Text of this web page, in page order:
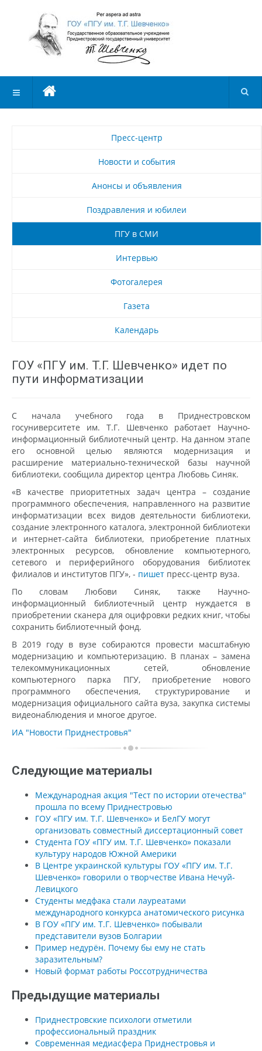
Пресс-центр
Новости и события
Анонсы и объявления
Поздравления и юбилеи
ПГУ в СМИ
Интервью
Фотогалерея
Газета
Календарь
ГОУ «ПГУ им. Т.Г. Шевченко» идет по
пути информатизации
С начала учебного года в Приднестровском
госуниверситете им. Т.Г. Шевченко работает Научно-
информационный библиотечный центр. На данном этапе
его основной целью являются модернизация и
расширение материально-технической базы научной
библиотеки, сообщила директор центра Любовь Синяк.
«В качестве приоритетных задач центра – создание
программного обеспечения, направленного на развитие
информатизации всех видов деятельности библиотеки,
создание электронного каталога, электронной библиотеки
и интернет-сайта библиотеки, приобретение платных
электронных ресурсов, обновление компьютерного,
сетевого и периферийного оборудования библиотек
филиалов и институтов ПГУ», - пишет пресс-центр вуза.
По словам Любови Синяк, также Научно-
информационный библиотечный центр нуждается в
приобретении сканера для оцифровки редких книг, чтобы
сохранить библиотечный фонд.
В 2019 году в вузе собираются провести масштабную
модернизацию и компьютеризацию. В планах – замена
телекоммуникационных сетей, обновление
компьютерного парка ПГУ, приобретение нового
программного обеспечения, структурирование и
модернизация официального сайта вуза, закупка системы
видеонаблюдения и многое другое.
ИА "Новости Приднестровья"
Следующие материалы
Международная акция "Тест по истории отечества"
прошла по всему Приднестровью
ГОУ «ПГУ им. Т.Г. Шевченко» и БелГУ могут
организовать совместный диссертационный совет
Студента ГОУ «ПГУ им. Т.Г. Шевченко» показали
культуру народов Южной Америки
В Центре украинской культуры ГОУ «ПГУ им. Т.Г.
Шевченко» говорили о творчестве Ивана Нечуй-
Левицкого
Студенты медфака стали лауреатами
международного конкурса анатомического рисунка
В ГОУ «ПГУ им. Т.Г. Шевченко» побывали
представители вузов Болгарии
Пример недурён. Почему бы ему не стать
заразительным?
Новый формат работы Россотрудничества
Предыдущие материалы
Приднестровские психологи отметили
профессиональный праздник
Современная медиасфера Приднестровья и